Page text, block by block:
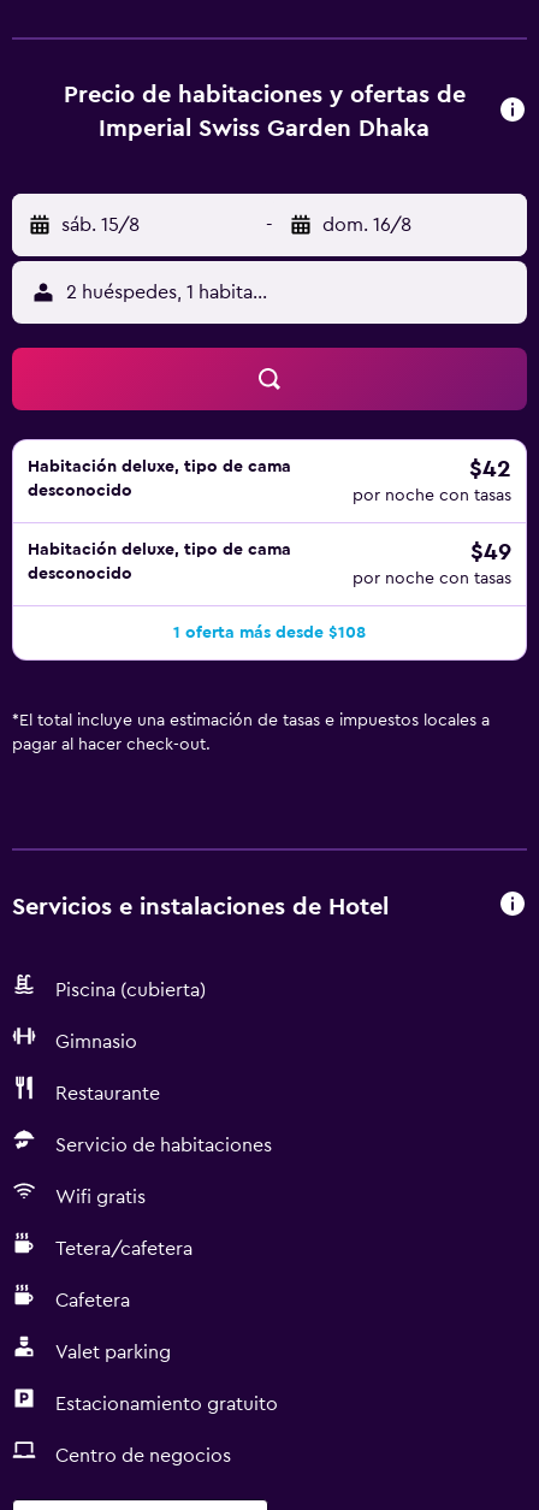
mobiliario y decoración diferentes disponen de comedor
independiente. Las camas están vestidas con ropa de
Los baños están equipados con zapatillas, artículos de
higiene personal gratuitos y secador de pelo. Este hotel
en Dhaka ofrece acceso a Internet por cable y wifi gratis.
Entre las comodidades especialmente pensadas para las
personas en viaje de negocios se incluyen escritorio,
periódicos gratuitos y teléfono. Las habitaciones también
incluyen caja fuerte y botella de agua gratuita. Se ofrece
servicio de limpieza todos los días y es posible solicitar
tabla de planchar con plancha. Los servicios de ocio y
esparcimiento en este hotel incluyen una piscina cubierta
y un centro de bienestar abierto las 24 horas. No se
permite la entrada a la piscina, al centro de bienestar y al
gimnasio a huéspedes menores de 18 años. Se pueden
practicar las actividades de ocio y esparcimiento que se
indican más abajo en las instalaciones o cerca del
alojamiento (es posible que se aplique un recargo).
Precio de habitaciones y ofertas de
Imperial Swiss Garden Dhaka
sáb. 15/8 - dom. 16/8
2 huéspedes, 1 habitación
Habitación deluxe, tipo de cama
desconocido
$42
por noche con tasas
Habitación deluxe, tipo de cama
desconocido
$49
por noche con tasas
1 oferta más desde $108
* El total incluye una estimación de tasas e impuestos locales a
pagar al hacer check-out.
Servicios e instalaciones de Hotel
Piscina (cubierta)
Gimnasio
Restaurante
Servicio de habitaciones
Wifi gratis
Tetera/cafetera
Cafetera
Valet parking
Estacionamiento gratuito
Centro de negocios